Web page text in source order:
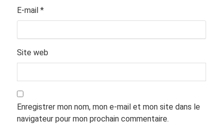
E-mail *
Site web
Enregistrer mon nom, mon e-mail et mon site dans le
navigateur pour mon prochain commentaire.